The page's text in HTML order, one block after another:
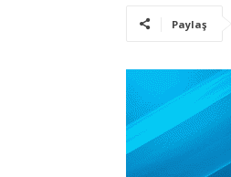
Paylaş